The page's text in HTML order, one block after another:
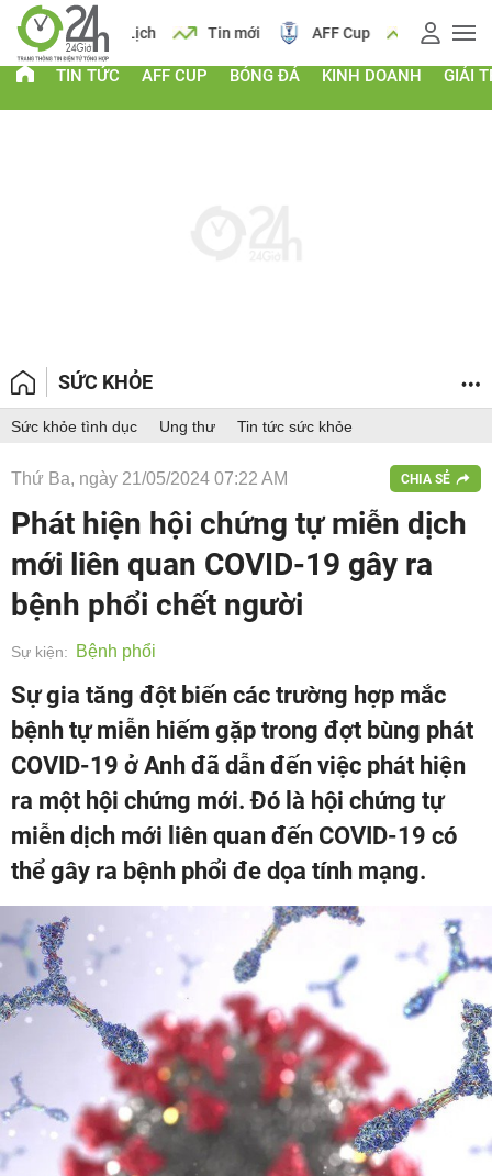
Lịch Tin mới AFF Cup Giá vàng
TIN TỨC AFF CUP BÓNG ĐÁ KINH DOANH GIẢI
SỨC KHỎE
Sức khỏe tình dục Ung thư Tin tức sức khỏe
Thứ Ba, ngày 21/05/2024 07:22 AM CHIA SẺ
Phát hiện hội chứng tự miễn dịch
mới liên quan COVID-19 gây ra
bệnh phổi chết người
Sự kiện: Bệnh phổi
Sự gia tăng đột biến các trường hợp mắc
bệnh tự miễn hiếm gặp trong đợt bùng phát
COVID-19 ở Anh đã dẫn đến việc phát hiện
ra một hội chứng mới. Đó là hội chứng tự
miễn dịch mới liên quan đến COVID-19 có
thể gây ra bệnh phổi đe dọa tính mạng.